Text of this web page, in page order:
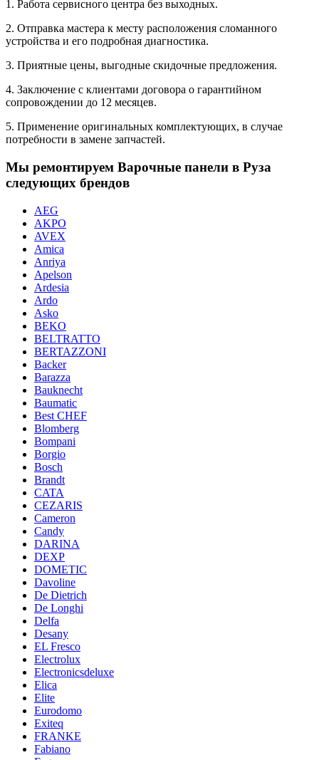
1. Работа сервисного центра без выходных.
2. Отправка мастера к месту расположения сломанного
устройства и его подробная диагностика.
3. Приятные цены, выгодные скидочные предложения.
4. Заключение с клиентами договора о гарантийном
сопровождении до 12 месяцев.
5. Применение оригинальных комплектующих, в случае
потребности в замене запчастей.
Мы ремонтируем Варочные панели в Руза
следующих брендов
AEG
AKPO
AVEX
Amica
Anriya
Apelson
Ardesia
Ardo
Asko
BEKO
BELTRATTO
BERTAZZONI
Backer
Barazza
Bauknecht
Baumatic
Best CHEF
Blomberg
Bompani
Borgio
Bosch
Brandt
CATA
CEZARIS
Cameron
Candy
DARINA
DEXP
DOMETIC
Davoline
De Dietrich
De Longhi
Delfa
Desany
EL Fresco
Electrolux
Electronicsdeluxe
Elica
Elite
Eurodomo
Exiteq
FRANKE
Fabiano